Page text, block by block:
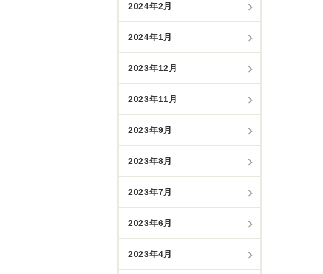
2024年2月
2024年1月
2023年12月
2023年11月
2023年9月
2023年8月
2023年7月
2023年6月
2023年4月